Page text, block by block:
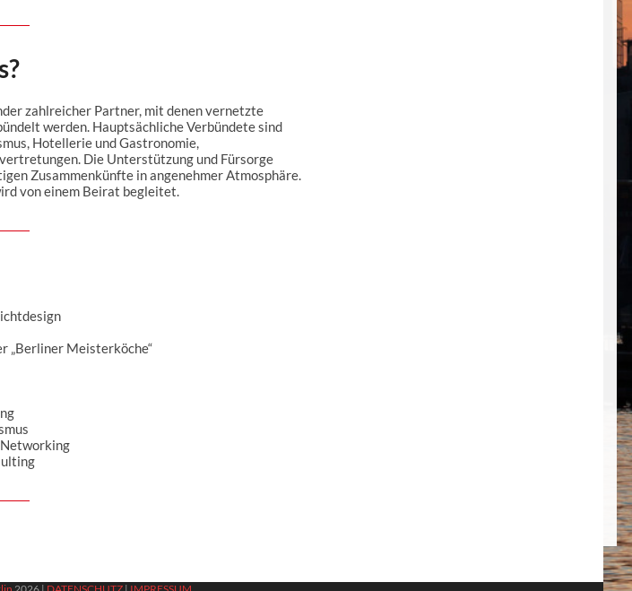
zahlreicher Partner, mit denen vernetzte
werden. Hauptsächliche Verbündete sind
Hotellerie und Gastronomie,
Die Unterstützung und Fürsorge
Zusammenkünfte in angenehmer Atmosphäre.
von einem Beirat begleitet.
„Berliner Meisterköche“